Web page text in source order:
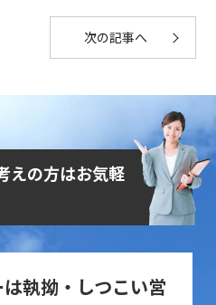
次の記事へ
えの方はお気軽
執拗・しつこい営